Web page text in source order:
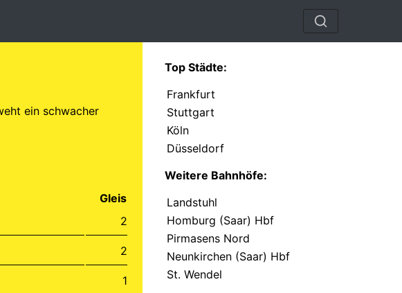
ein schwacher
Gleis
2
2
1
Top Städte:
Frankfurt
Stuttgart
Köln
Düsseldorf
Weitere Bahnhöfe:
Landstuhl
Homburg (Saar) Hbf
Pirmasens Nord
Neunkirchen (Saar) Hbf
St. Wendel